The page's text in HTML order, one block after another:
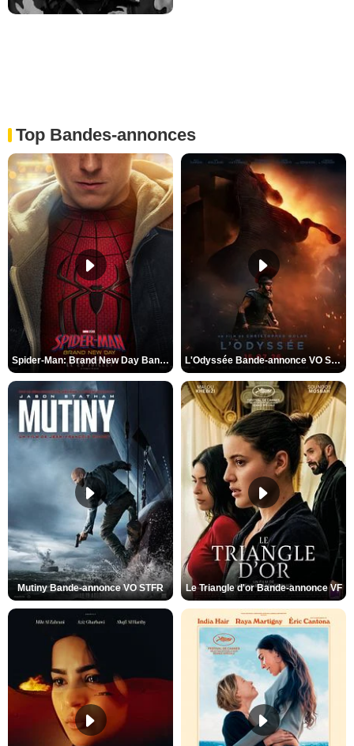
Top Bandes-annonces
Spider-Man: Brand New Day Bande-annonce VO STFR L'Odyssée Bande-annonce VO STFR
Mutiny Bande-annonce VO STFR Le Triangle d'or Bande-annonce VF